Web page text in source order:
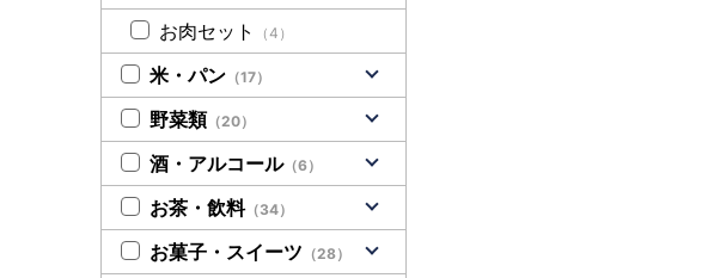
お肉セット （4）
米・パン （17）
野菜類 （20）
酒・アルコール（6）
お茶・飲料（34）
お菓子・スイーツ （28）